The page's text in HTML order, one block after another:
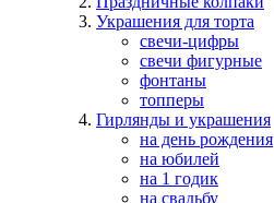
Украшения для торта
свечи-цифры
свечи фигурные
фонтаны
топперы
Гирлянды и украшения
на день рождения
на юбилей
на 1 годик
на свадьбу